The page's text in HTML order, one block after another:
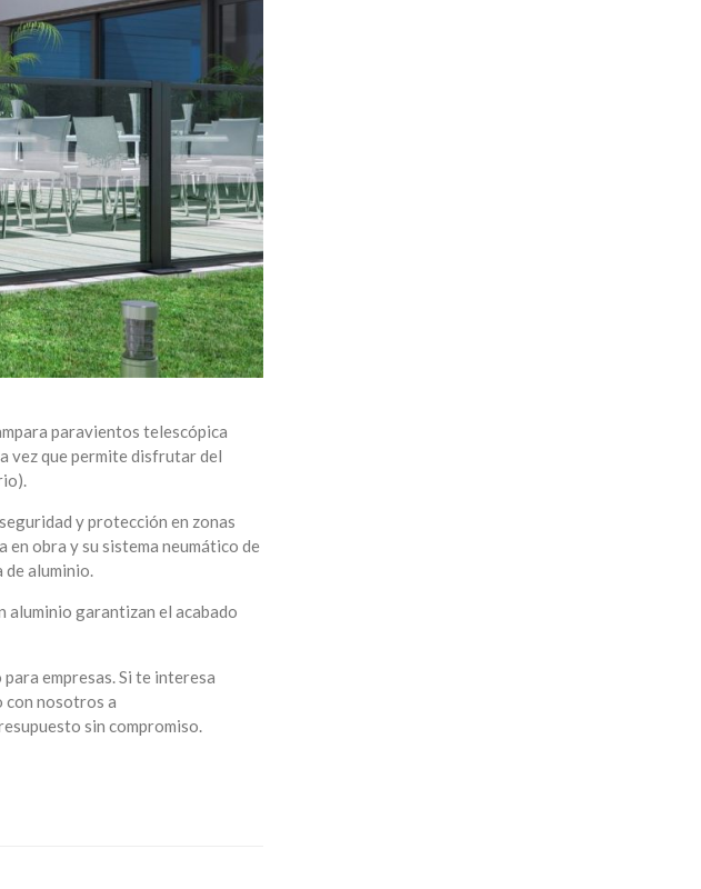
paravientos telescópica
vez que permite disfrutar del
y protección en zonas
en obra y su sistema neumático de
aluminio.
aluminio garantizan el acabado
empresas. Si te interesa
con nosotros a
sin compromiso.